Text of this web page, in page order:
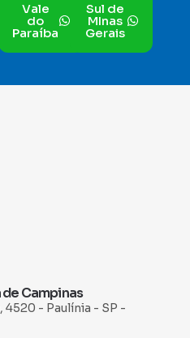
Vale
do
Paraíba
Sul de
MInas
Gerais
Campinas
4520 - Paulínia - SP -